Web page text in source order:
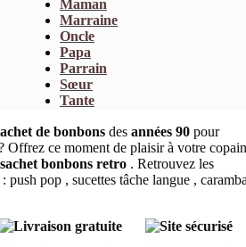
de bonbons des années 90 pour
Offrez ce moment de plaisir à votre copain
sachet bonbons retro . Retrouvez les
: push pop , sucettes tâche langue ,
Maman
Marraine
Oncle
Papa
Parrain
Sœur
Tante